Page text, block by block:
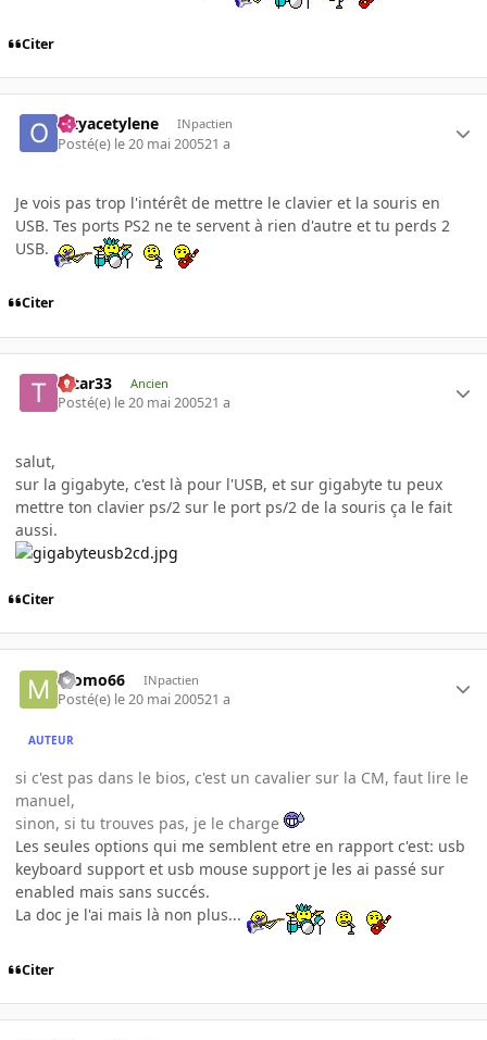
Citer
Oxyacetylene INpactien
Posté(e) le 20 mai 200521 a
Je vois pas trop l'intérêt de mettre le clavier et la souris en
USB. Tes ports PS2 ne te servent à rien d'autre et tu perds 2
USB.
Citer
tatar33 Ancien
Posté(e) le 20 mai 200521 a
salut,
sur la gigabyte, c'est là pour l'USB, et sur gigabyte tu peux
mettre ton clavier ps/2 sur le port ps/2 de la souris ça le fait
aussi.
Citer
momo66 INpactien
Posté(e) le 20 mai 200521 a
AUTEUR
si c'est pas dans le bios, c'est un cavalier sur la CM, faut lire le
manuel,
sinon, si tu trouves pas, je le charge
Les seules options qui me semblent etre en rapport c'est: usb
keyboard support et usb mouse support je les ai passé sur
enabled mais sans succés.
La doc je l'ai mais là non plus...
Citer